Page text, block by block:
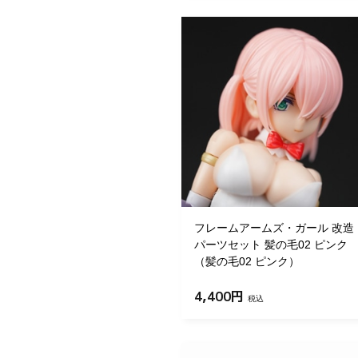
フレームアームズ・ガール 改造
パーツセット 髪の毛02 ピンク
（髪の毛02 ピンク）
4,400円 税込